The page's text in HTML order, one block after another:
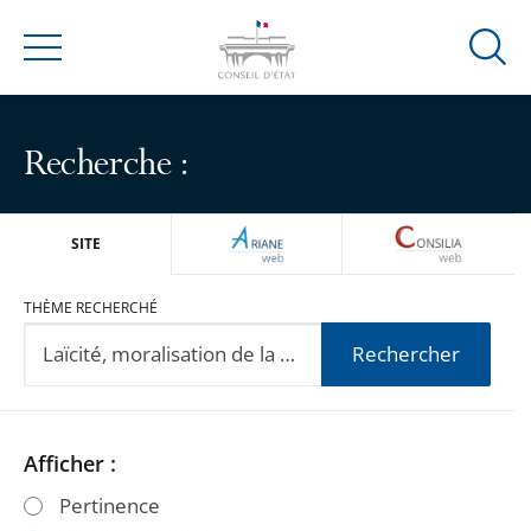
Menu
Ouvrir
Recherche :
SITE ARIANEWEB
THÈME RECHERCHÉ
Rechercher
Passer
les
Passer
les
Afficher :
Pertinence